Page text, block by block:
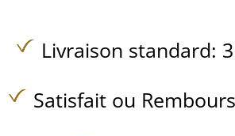
Livraison standard:
Satisfait ou